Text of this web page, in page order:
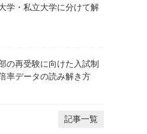
学・私立大学に分けて解
の再受験に向けた入試制
率データの読み解き方
記事一覧